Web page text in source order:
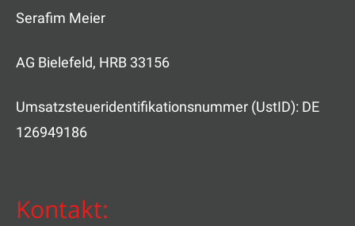
Serafim Meier
AG Bielefeld, HRB 33156
Umsatzsteueridentifikationsnummer (UstID): DE
126949186
Kontakt: